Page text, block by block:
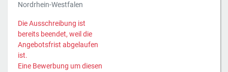
Nordrhein-Westfalen
Die Ausschreibung ist
bereits beendet, weil die
Angebotsfrist abgelaufen
ist.
Eine Bewerbung um diesen